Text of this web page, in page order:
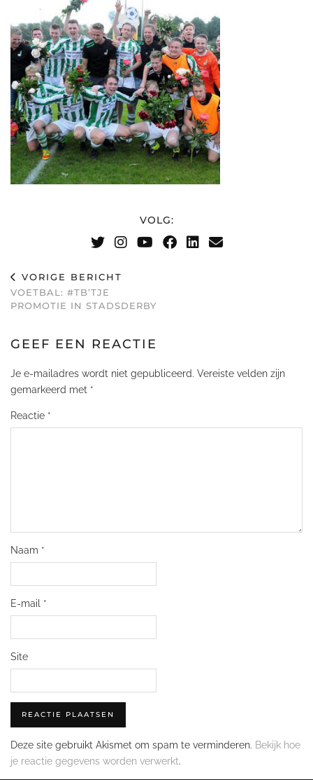
VOLG:
VORIGE BERICHT
VOETBAL: #TB’TJE
PROMOTIE IN STADSDERBY
GEEF EEN REACTIE
Je e-mailadres wordt niet gepubliceerd. Vereiste velden zijn
gemarkeerd met *
Reactie *
Naam *
E-mail *
Site
Deze site gebruikt Akismet om spam te verminderen. Bekijk hoe
je reactie gegevens worden verwerkt.